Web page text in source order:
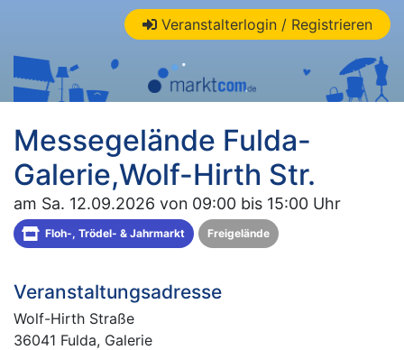
Veranstalterlogin / Registrieren
Messegelände Fulda-
Galerie,Wolf-Hirth Str.
am Sa. 12.09.2026 von 09:00 bis 15:00 Uhr
Floh-, Trödel- & Jahrmarkt Freigelände
Veranstaltungsadresse
Wolf-Hirth Straße
36041 Fulda, Galerie